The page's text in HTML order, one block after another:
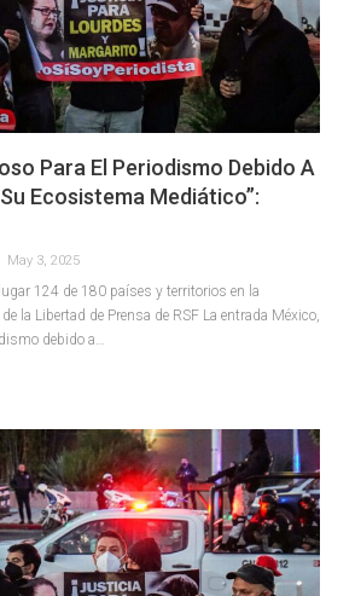
Para El Periodismo Debido A
Ecosistema Mediático”:
May 3, 2025
124 de 180 países y territorios en la
la Libertad de Prensa de RSF La entrada México,
debido a…